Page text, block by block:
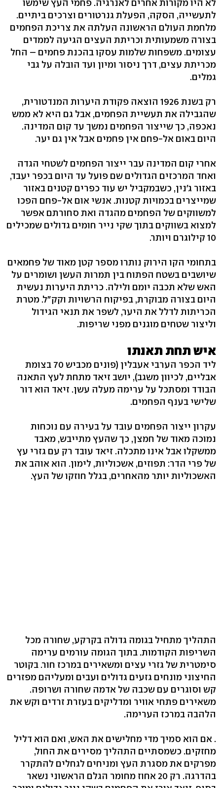
לא היו מקורות אחרים לאנרגיה. פחמי העץ שימשו
לתעשייה, הסקה, הפעלת גנרטורים וצרכים ביתיים.
מלחמת העולם הראשונה העלתה את צריכת הפחמים
בצורה משמעותית וכריתת העצים הגיעה לממדים
עצומים. משפחות שלמות עסקו בהכנת פחמים – החל
מכריתת עצים, דרך ניסור ומיון ועד הובלה על גבי
גמלים.
רק בשנת 1926 הוצאה פקודת היערות המנדטורית,
שהגבילה את תעשיית הפחמים, אבל גם היא לא ממש
נאכפה, כך שייצור הפחמים נמשך עד קום המדינה.
היום באום אל-פחם אין פחמים אבל אין גם יער.
אחרי קום המדינה עבר ייצור הפחמים לשטחי הגדה
ואחד המרכזים הגדולים שם פועל עד היום בכפר יעבד,
באזור ג'נין, כשבמקביל יש עוד כפרים קטנים באזור
שמייצרים בכמויות קטנות. אנשי אום אל-פחם הפכו
למשווקים של הפחמים מהגדה ואת סחורתם אפשר
למצוא בשווקים בתוך שקי נייר חומים גדולים שמכילים
10 קילוגרם ויותר.
בתחומי הקו הירוק נותרו מספר קטן מאוד של פחמאים
שיושבים בשטח הפתוח בין תמרות העשן ושומרים על
האש שלא תכבה יומם ולילה. כריתת היערות נעשית
היום בצורה מבוקרת, בפיקוח הרשויות וקק"ל. מטרת
הכריתות לדלל את היער, לשפר את תנאי הגידול
וליצור שטחים מוגנים מפני שריפות.
איש תחת תאנתו
ליד הכפר הערבי אעבלין (פונים מכביש 70 בצומת
אבליים, לכיוון משגב), יושב זיאד מתחת לעץ התאנה
הבודד ומסתכל על ערימה מעלה עשן. זיאד הוא דור
שלישי בענף הפחמים.
עקרון ייצור הפחמים עובד על בעירה עם נוכחות
נמוכה מאוד של חמצן, כך שהעץ מתייבש, מאבד
ממשקלו אבל אינו מתכלה. זיאד עובד רק עם גזרי עץ
של פרי הדר: תפוזים, אשכוליות, לימון. הוא אוהב את
האשכוליות יותר מהאחרים, בגלל חוזקו של העץ.
התהליך מתחיל בגומה גדולה בקרקע, שחורה מכל
השריפות הקודמות. בתוך הגומה עורמים ערימה
סימטרית של גזרי עצים ומשאירים במרכז חור. בקוטר
החיצוני מונחים גזעים גדולים ועבים ומעליהם מפזרים
קש וסוגרים עם שכבה של אדמה שחורה ושרופה.
משאירים פתחי אוויר ומדליקים בעזרת זרדים וקש את
הלהבה במרכז הערימה.
. אם הוא סמיך מדי מחלישים את האש, ואם הוא דליל
מחזקים. כשמסתיים התהליך מסירים את החול,
מפרקים את מסגרת העץ ומניחים לגחלים להתקרר
בהדרגה. רק 20 אחוז מחומר הגלם הראשוני נשאר